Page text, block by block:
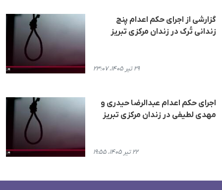
گزارشی از اجرای حکم اعدام پنج
زندانی تُرک در زندان مرکزی تبریز
۲۹ تیر ۱۴۰۵، ۲۳:۰۷
اجرای حکم اعدام عبدالرضا حیدری و
مهدی لطیفی در زندان مرکزی تبریز
۲۲ تیر ۱۴۰۵، ۱۹:۵۵